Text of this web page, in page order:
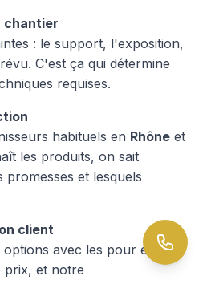
chantier
: le support, l'exposition,
C'est ça qui détermine
requises.
habituels en Rhône et
les produits, on sait
promesses et lesquels
client
avec les pour et les
prix, et notre